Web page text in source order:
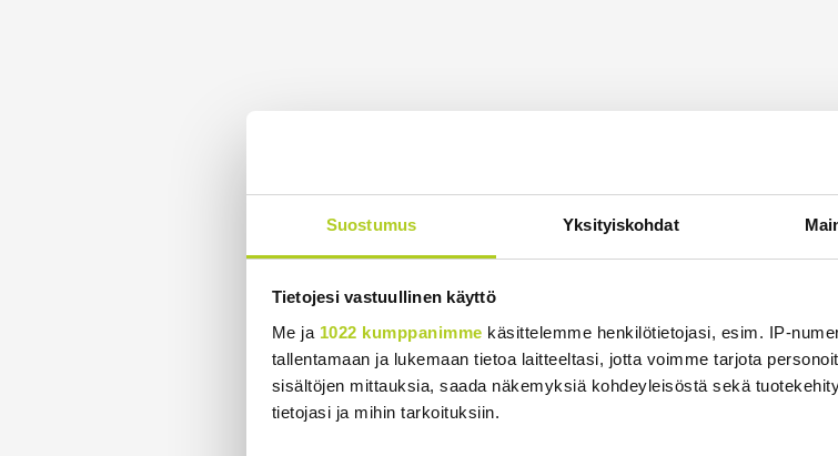
Suostumus Yksityiskohdat
Tietojesi vastuullinen käyttö
Me ja 1022 kumppanimme käsittelemme henkilötietojasi, esim. IP-
tallentamaan ja lukemaan tietoa laitteeltasi, jotta voimme tarjota
sisältöjen mittauksia, saada näkemyksiä kohdeyleisöstä sekä
tietojasi ja mihin tarkoituksiin.